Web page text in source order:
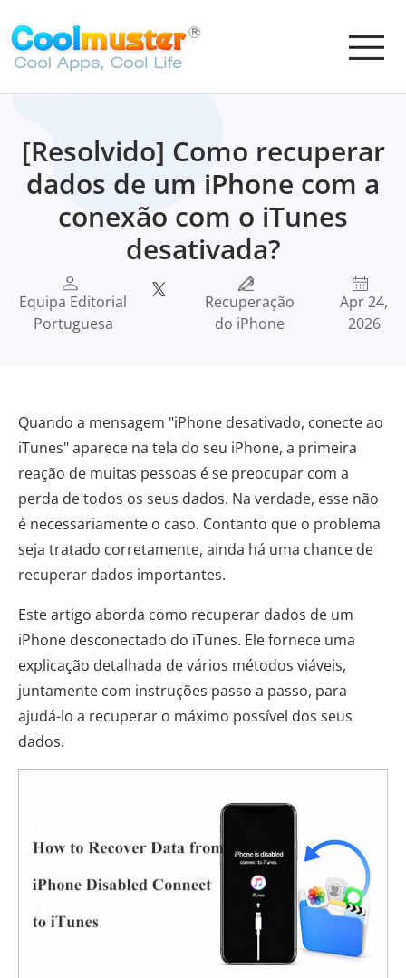
[Resolvido] Como recuperar
dados de um iPhone com a
conexão com o iTunes
desativada?
Equipa Editorial
Portuguesa
Recuperação
do iPhone
Apr 24,
2026
Quando a mensagem "iPhone desativado, conecte ao
iTunes" aparece na tela do seu iPhone, a primeira
reação de muitas pessoas é se preocupar com a
perda de todos os seus dados. Na verdade, esse não
é necessariamente o caso. Contanto que o problema
seja tratado corretamente, ainda há uma chance de
recuperar dados importantes.
Este artigo aborda como recuperar dados de um
iPhone desconectado do iTunes. Ele fornece uma
explicação detalhada de vários métodos viáveis,
juntamente com instruções passo a passo, para
ajudá-lo a recuperar o máximo possível dos seus
dados.